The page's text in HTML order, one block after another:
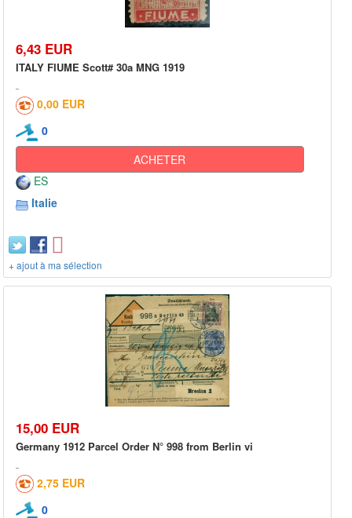
6,43 EUR
ITALY FIUME Scott# 30a MNG 1919
0,00 EUR
0
ACHETER
ES
Italie
+ ajout à ma sélection
15,00 EUR
Germany 1912 Parcel Order N° 998 from Berlin vi
2,75 EUR
0